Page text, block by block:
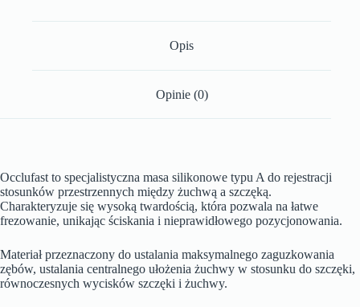
Opis
Opinie (0)
Occlufast to specjalistyczna masa silikonowe typu A do rejestracji
stosunków przestrzennych między żuchwą a szczęką.
Charakteryzuje się wysoką twardością, która pozwala na łatwe
frezowanie, unikając ściskania i nieprawidłowego pozycjonowania.
Materiał przeznaczony do ustalania maksymalnego zaguzkowania
zębów, ustalania centralnego ułożenia żuchwy w stosunku do szczęki,
równoczesnych wycisków szczęki i żuchwy.